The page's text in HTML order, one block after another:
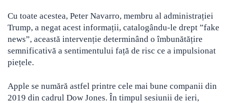
Cu toate acestea, Peter Navarro, membru al administrației
Trump, a negat acest informații, catalogându-le drept ”fake
news”, această intervenție determinând o îmbunătățire
semnificativă a sentimentului față de risc ce a impulsionat
piețele.
Apple se numără astfel printre cele mai bune companii din
2019 din cadrul Dow Jones. În timpul sesiunii de ieri,